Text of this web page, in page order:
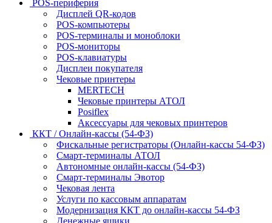
POS-периферия
Дисплей QR-кодов
POS-компьютеры
POS-терминалы и моноблоки
POS-мониторы
POS-клавиатуры
Дисплеи покупателя
Чековые принтеры
MERTECH
Чековые принтеры АТОЛ
Posiflex
Аксессуары для чековых принтеров
ККТ / Онлайн-кассы (54-ФЗ)
Фискальные регистраторы (Онлайн-кассы 54-ФЗ)
Смарт-терминалы АТОЛ
Автономные онлайн-кассы (54-ФЗ)
Смарт-терминалы Эвотор
Чековая лента
Услуги по кассовым аппаратам
Модернизация ККТ до онлайн-кассы 54-ФЗ